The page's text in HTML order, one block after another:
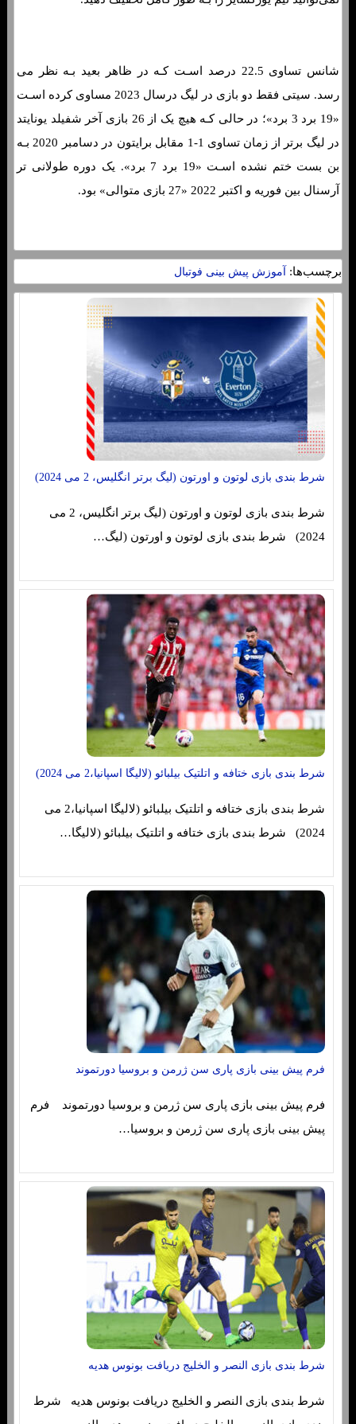
شانس تساوی 22.5 درصد اسـت کـه در ظاهر بعید بـه نظر می
رسد. سیتی فقط دو بازی در لیگ درسال 2023 مساوی کرده اسـت
«19 برد 3 برد»؛ در حالی کـه هیچ یک از 26 بازی آخر شفیلد یونایتد
در لیگ برتر از زمان تساوی 1-1 مقابل برایتون در دسامبر 2020 بـه
بن بست ختم نشده اسـت «19 برد 7 برد». یک دوره طولانی تر
آرسنال بین فوریه و اکتبر 2022 «27 بازی متوالی» بود.
برچسب‌ها: آموزش پیش بینی فوتبال
شرط بندی بازی لوتون و اورتون (لیگ برتر انگلیس، 2 می 2024)
شرط بندی بازی لوتون و اورتون (لیگ برتر انگلیس، 2 می
2024) شرط بندی بازی لوتون و اورتون (لیگ…
شرط بندی بازی ختافه و اتلتیک بیلبائو (لالیگا اسپانیا،2 می 2024)
شرط بندی بازی ختافه و اتلتیک بیلبائو (لالیگا اسپانیا،2 می
2024) شرط بندی بازی ختافه و اتلتیک بیلبائو (لالیگا…
فرم پیش بینی بازی پاری سن ژرمن و بروسیا دورتموند
فرم پیش بینی بازی پاری سن ژرمن و بروسیا دورتموند فرم
پیش بینی بازی پاری سن ژرمن و بروسیا…
شرط بندی بازی النصر و الخلیج دریافت بونوس هدیه
شرط بندی بازی النصر و الخلیج دریافت بونوس هدیه شرط